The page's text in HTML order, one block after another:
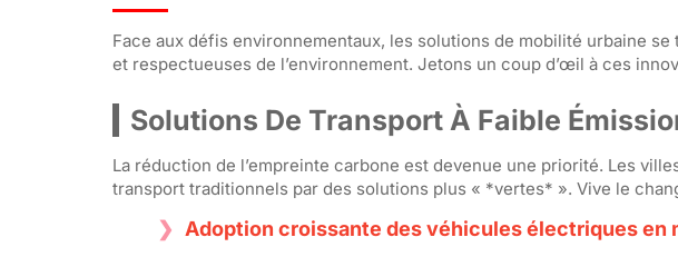
Face aux défis environnementaux, les solutions de mobilité urbaine
et respectueuses de l’environnement. Jetons un coup d’œil à ces
Solutions De Transport À Faible
La réduction de l’empreinte carbone est devenue une priorité. Les
transport traditionnels par des solutions plus « *vertes* ». Vive le
Adoption croissante des véhicules électriques en